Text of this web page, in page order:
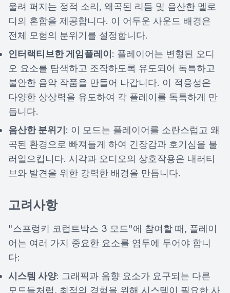
울려 퍼지는 정적 소리, 왜곡된 리듬 및 음산한 멜로
디의 혼합을 제공합니다. 이 어두운 사운드 배경은
전체 모험의 분위기를 설정합니다.
인터랙티브한 게임플레이 : 플레이어는 변형된 오디
오 요소를 탐색하고 조작하도록 유도되어 독특하고
불안한 음악 작품을 만들어 나갑니다. 이 적응성은
다양한 상상력을 유도하여 각 플레이를 독특하게 만
듭니다.
음산한 분위기 : 이 모드는 플레이어를 소란스럽고 왜
곡된 환경으로 빠져들게 하여 긴장감과 호기심을 불
러일으킵니다. 시각과 오디오의 상호작용은 내러티
브와 발견을 위한 강력한 배경을 만듭니다.
고려사항
"스프렁키 코럽트박스 3 모드"에 참여할 때, 플레이
어는 여러 가지 중요한 요소를 염두에 두어야 합니
다:
시스템 사양: 그래픽과 음향 요소가 요구되는 다른
모드들처럼, 최적의 경험을 위해 시스템이 필요한 사